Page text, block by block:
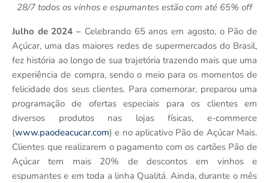
28/7 todos os vinhos e espumantes estão com até 65% off
Julho de 2024 – Celebrando 65 anos em agosto, o Pão de
Açúcar, uma das maiores redes de supermercados do Brasil,
fez história ao longo de sua trajetória trazendo mais que uma
experiência de compra, sendo o meio para os momentos de
felicidade dos seus clientes. Para comemorar, preparou uma
programação de ofertas especiais para os clientes em
diversos produtos nas lojas físicas, e-commerce
(www.paodeacucar.com) e no aplicativo Pão de Açúcar Mais.
Clientes que realizarem o pagamento com os cartões Pão de
Açúcar tem mais 20% de descontos em vinhos e
espumantes e em toda a linha Qualitá. Ainda, durante o mês